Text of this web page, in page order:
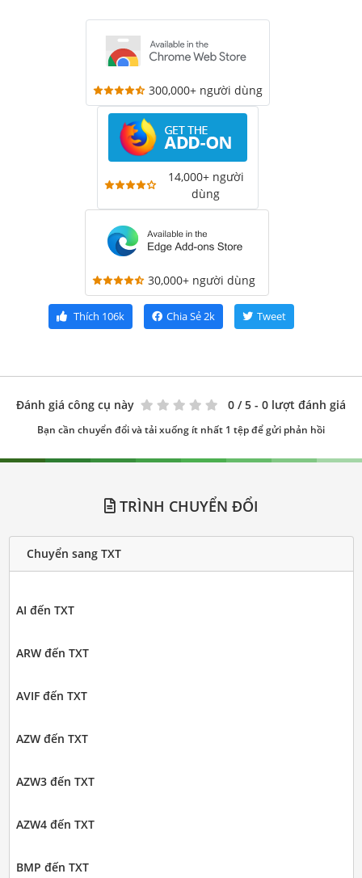
300,000+ người dùng
14,000+ người
dùng
30,000+ người dùng
Thích 106k Chia Sẻ2k Tweet
Đánh giá công cụ này 0 / 5 - 0 lượt đánh giá
Bạn cần chuyển đổi và tải xuống ít nhất 1 tệp để gửi phản hồi
TRÌNH CHUYỂN ĐỔI
Chuyển sang TXT
AI đến TXT
ARW đến TXT
AVIF đến TXT
AZW đến TXT
AZW3 đến TXT
AZW4 đến TXT
BMP đến TXT